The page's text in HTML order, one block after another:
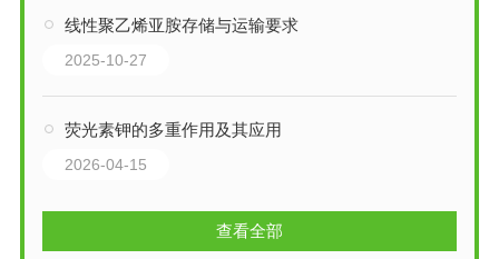
线性聚乙烯亚胺存储与运输要求
2025-10-27
荧光素钾的多重作用及其应用
2026-04-15
查看全部